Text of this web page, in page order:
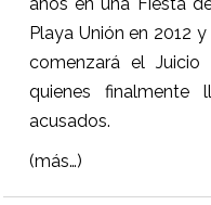
años en una Fiesta
Playa Unión en 2012
comenzará el
quienes finalmente
acusados.
(más…)